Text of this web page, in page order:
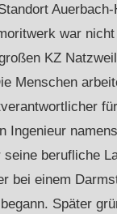
war
KZ
Menschen
Ingenieur
seine berufliche
bei einem
Später